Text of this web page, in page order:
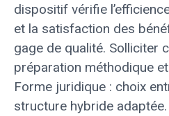
dispositif vérifie
et la satisfaction des
gage de qualité. Solliciter
préparation méthodique
Forme juridique : choix
structure hybride adaptée.